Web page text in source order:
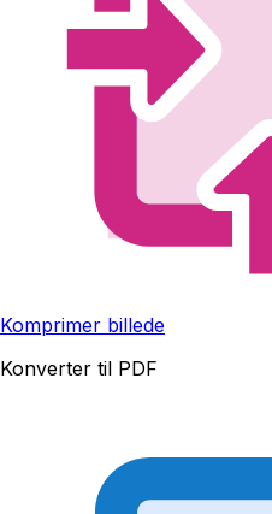
Komprimer billede
Konverter til PDF